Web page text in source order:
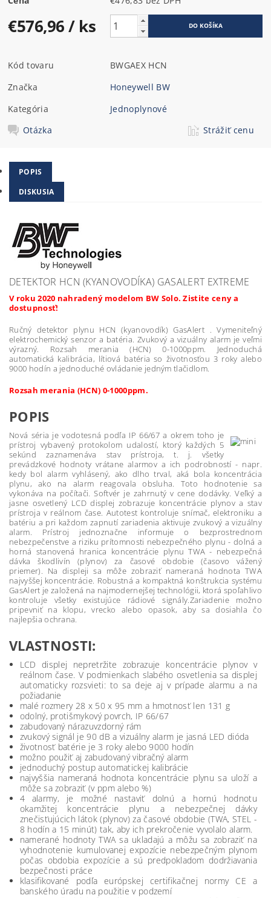
€576,96/ ks
Kód tovaru
BWGAEX HCN
Značka
Honeywell BW
Kategória
Jednoplynové
Otázka
Strážiť cenu
POPIS
DISKUSIA
DETEKTOR HCN (KYANOVODÍKA) GASALERT EXTREME
V roku 2020 nahradený modelom BW Solo. Zistite ceny a
dostupnosť!
Ručný detektor plynu HCN (kyanovodík) GasAlert . Vymeniteľný
elektrochemický senzor a batéria. Zvukový a vizuálny alarm je veľmi
výrazný. Rozsah merania (HCN) 0-1000ppm. Jednoduchá
automatická kalibrácia, lítiová batéria so životnosťou 3 roky alebo
9000 hodín a jednoduché ovládanie jedným tlačidlom.
Rozsah merania (HCN) 0-1000ppm.
POPIS
Nová séria je vodotesná podľa IP 66/67 a okrem toho je
prístroj vybavený protokolom udalostí, ktorý každých 5
sekúnd zaznamenáva stav prístroja, t. j. všetky
prevádzkové hodnoty vrátane alarmov a ich podrobností - napr.
kedy bol alarm vyhlásený, ako dlho trval, aká bola koncentrácia
plynu, ako na alarm reagovala obsluha. Toto hodnotenie sa
vykonáva na počítači. Softvér je zahrnutý v cene dodávky. Veľký a
jasne osvetlený LCD displej zobrazuje koncentrácie plynov a stav
prístroja v reálnom čase. Autotest kontroluje snímač, elektroniku a
batériu a pri každom zapnutí zariadenia aktivuje zvukový a vizuálny
alarm. Prístroj jednoznačne informuje o bezprostrednom
nebezpečenstve a riziku prítomnosti nebezpečného plynu - dolná a
horná stanovená hranica koncentrácie plynu TWA - nebezpečná
dávka škodlivín (plynov) za časové obdobie (časovo vážený
priemer). Na displeji sa môže zobraziť nameraná hodnota TWA
najvyššej koncentrácie. Robustná a kompaktná konštrukcia systému
GasAlert je založená na najmodernejšej technológii, ktorá spoľahlivo
kontroluje všetky existujúce rádiové signály.Zariadenie možno
pripevniť na klopu, vrecko alebo opasok, aby sa dosiahla čo
najlepšia ochrana.
VLASTNOSTI:
LCD displej nepretržite zobrazuje koncentrácie plynov v
reálnom čase. V podmienkach slabého osvetlenia sa displej
automaticky rozsvieti: to sa deje aj v prípade alarmu a na
požiadanie
malé rozmery 28 x 50 x 95 mm a hmotnosť len 131 g
odolný, protišmykový povrch, IP 66/67
zabudovaný nárazuvzdorný rám
zvukový signál je 90 dB a vizuálny alarm je jasná LED dióda
životnosť batérie je 3 roky alebo 9000 hodín
možno použiť aj zabudovaný vibračný alarm
jednoduchý postup automatickej kalibrácie
najvyššia nameraná hodnota koncentrácie plynu sa uloží a
môže sa zobraziť (v ppm alebo %)
4 alarmy, je možné nastaviť dolnú a hornú hodnotu
okamžitej koncentrácie plynu a nebezpečnej dávky
znečisťujúcich látok (plynov) za časové obdobie (TWA, STEL -
8 hodín a 15 minút) tak, aby ich prekročenie vyvolalo alarm.
namerané hodnoty TWA sa ukladajú a môžu sa zobraziť na
vyhodnotenie kumulovanej expozície nebezpečným plynom
počas obdobia expozície a sú predpokladom dodržiavania
bezpečnosti práce
klasifikované podľa európskej certifikačnej normy CE a
banského úradu na použitie v podzemí